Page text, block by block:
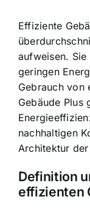
Effiziente
aufweisen.
geringen
Gebrauch von
Gebäude Plus
nachhaltigen
Architektur
Definition
effizienten